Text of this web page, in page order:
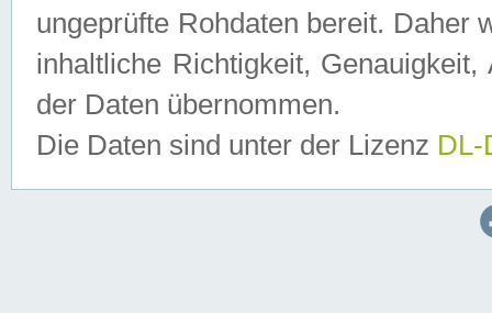
ungeprüfte Rohdaten bereit. Daher
inhaltliche Richtigkeit,
der Daten übernommen.
Die Daten sind unter der Lizenz